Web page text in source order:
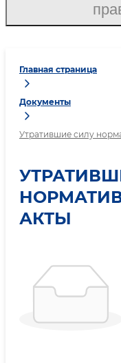
Главная страница
Документы
Утратившие силу
АКТЫ